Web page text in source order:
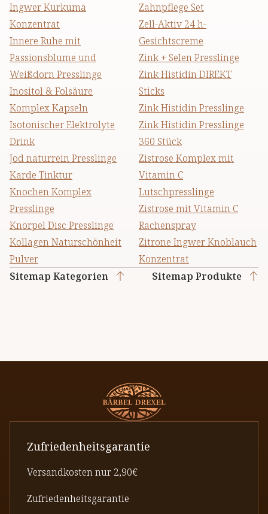
Ingwer Kurkuma
Konzentrat
Innere Ruhe mit
Passionsblume und
Weißdorn Presslinge
Inositol & Folsäure
Komplex Kapseln
Isotonischer Elektrolyte
Drink
Jod naturrein Presslinge
Karde Tinktur
Knochen Komplex
Presslinge
Knorpel Disc Presslinge
Kollagen Naturschönheit
Pulver
Zahnpflege Set
Zell-Aktiv 24 h-
Gesichtscreme
Zink + Selen Presslinge
Zink Histidin DIREKT
Sticks
Zink Histidin Presslinge
Zink Histidin Presslinge
360 Stück
Zistrose Komplex mit
Vitamin C
Lutschpresslinge
Zistrose mit Vitamin C
Rachenspray
Zitrone Ingwer Knoblauch
Konzentrat
Sitemap Kategorien
Sitemap Produkte
Zufriedenheitsgarantie
Versandkosten nur 2,90€
Zufriedenheitsgarantie